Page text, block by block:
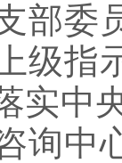
部委
级指
实中
询中